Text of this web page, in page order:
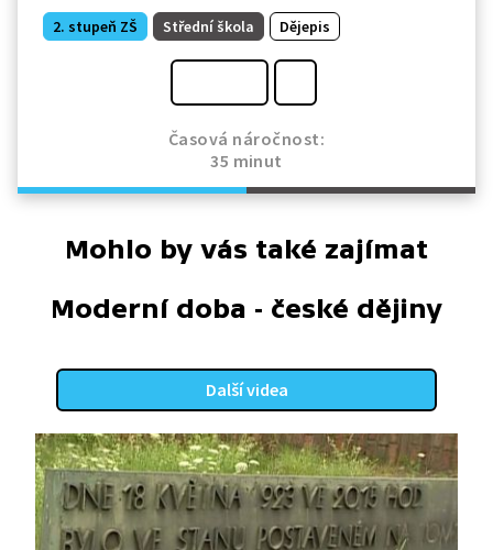
2. stupeň ZŠ Střední škola Dějepis
Časová náročnost:
35 minut
Mohlo by vás také zajímat
Moderní doba - české dějiny
Další videa